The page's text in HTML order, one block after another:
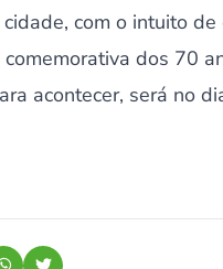
com o intuito
dos 70
acontecer, será no